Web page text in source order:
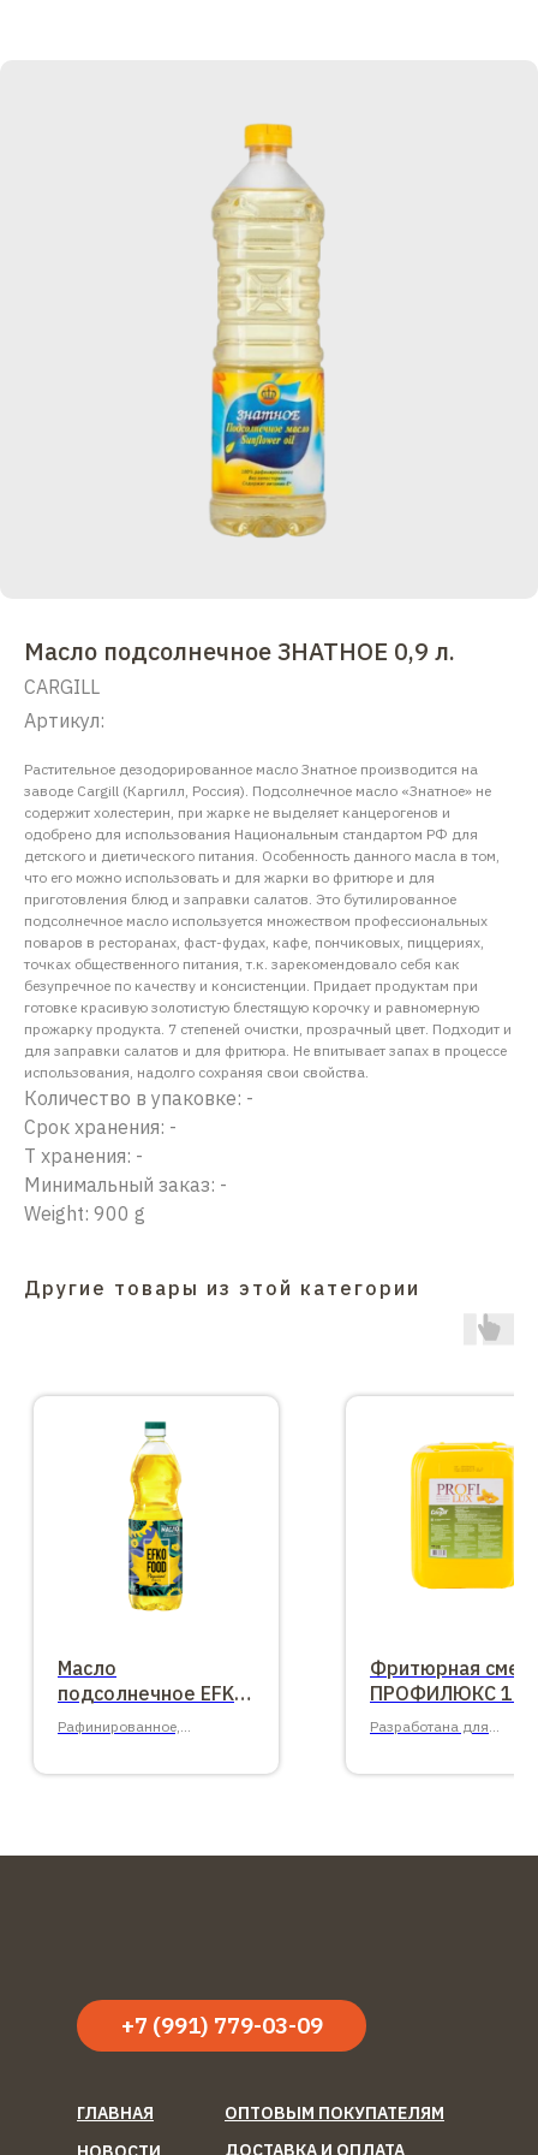
Масло подсолнечное ЗНАТНОЕ 0,9 л.
CARGILL
Артикул:
Растительное дезодорированное масло Знатное производится на
заводе Cargill (Каргилл, Россия). Подсолнечное масло «Знатное» не
содержит холестерин, при жарке не выделяет канцерогенов и
одобрено для использования Национальным стандартом РФ для
детского и диетического питания. Особенность данного масла в том,
что его можно использовать и для жарки во фритюре и для
приготовления блюд и заправки салатов. Это бутилированное
подсолнечное масло используется множеством профессиональных
поваров в ресторанах, фаст-фудах, кафе, пончиковых, пиццериях,
точках общественного питания, т.к. зарекомендовало себя как
безупречное по качеству и консистенции. Придает продуктам при
готовке красивую золотистую блестящую корочку и равномерную
прожарку продукта. 7 степеней очистки, прозрачный цвет. Подходит и
для заправки салатов и для фритюра. Не впитывает запах в процессе
использования, надолго сохраняя свои свойства.
Количество в упаковке: -
Срок хранения: -
Т хранения: -
Минимальный заказ: -
Weight: 900 g
Другие товары из этой категории
Масло
подсолнечное EFKO
FOOD Professional 1
Рафинированное,
Фритюрная смесь
ПРОФИЛЮКС 10
Разработана для
ГЛАВНАЯ
ОПТОВЫМ ПОКУПАТЕЛЯМ
ДОСТАВКА И ОПЛАТА
+7 (991) 779-03-09